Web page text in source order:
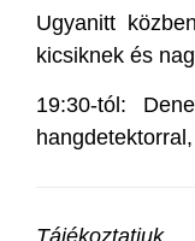
Ugyanitt
kicsiknek és
19:30-tól: